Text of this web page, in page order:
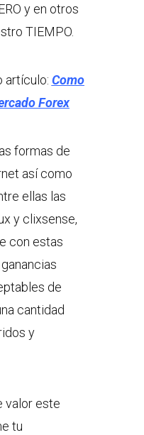
y en otros
TIEMPO.
artículo: Como
Forex
formas de
así como
ellas las
y clixsense,
con estas
de
cantidad
y
valor este
tu